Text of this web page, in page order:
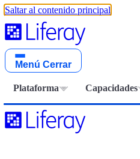
Saltar al contenido principal
Menú Cerrar
Plataforma Capacidades